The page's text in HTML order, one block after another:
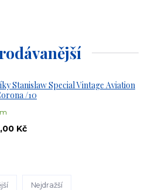
Stanislaw Special Vintage Aviation
/10
Kč
Nejdražší